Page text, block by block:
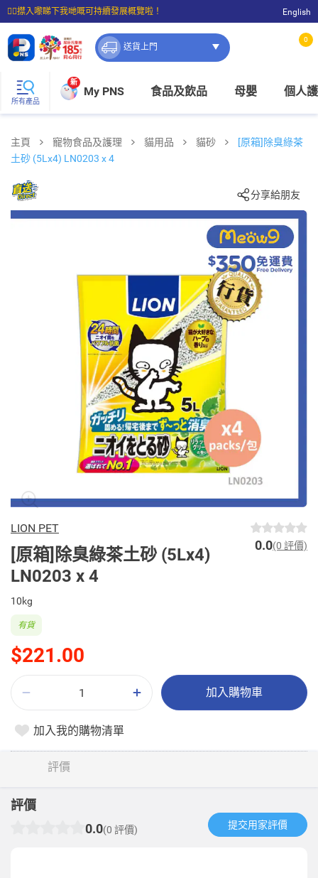
☝🏼㩒入嚟睇下我哋嘅可持續發展概覽啦！
⭐購物滿$399即享免費送貨；滿$100即可免費店取。
English
送貨上門
0
所有產品
新
My PNS 食品及飲品 母嬰 個人
主頁 寵物食品及護理 貓用品 貓砂
[原箱]除臭綠茶
土砂 (5Lx4) LN0203 x 4
分享給朋友
LION PET
[原箱]除臭綠茶土砂 (5Lx4)
LN0203 x 4
0.0(0 評價)
10kg
$221.00
有貨
加入購物車
加入我的購物清單
評價
評價
0.0(0 評價) 提交用家評價​